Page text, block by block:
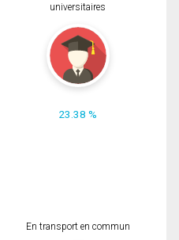
universitaires
23.38 %
En transport en commun